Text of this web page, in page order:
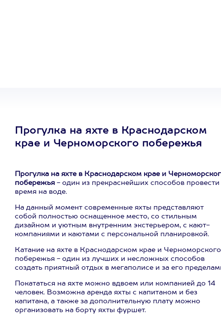
Прогулка на яхте в Краснодарском
крае и Черноморского побережья
Прогулка на яхте в Краснодарском крае и
побережья - один из прекраснейших способов провести
время на воде.
На данный момент современные яхты представляют
собой полностью оснащенное место, со стильным
дизайном и уютным внутренним экстерьером, с кают-
компаниями и каютами с персональной планировкой.
Катание на яхте в Краснодарском крае и Черноморского
побережья - один из лучших и несложных способов
создать приятный отдых в мегаполисе и за его
Покататься на яхте можно вдвоем или компанией до 14
человек. Возможна аренда яхты с капитаном и без
капитана, а также за дополнительную плату можно
организовать на борту яхты фуршет.